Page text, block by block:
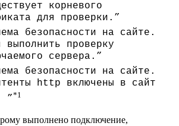
корневого
для проверки.”
безопасности на сайте.
выполнить проверку
сервера.”
безопасности на сайте.
http включены в сайт
”*1
выполнено подключение,